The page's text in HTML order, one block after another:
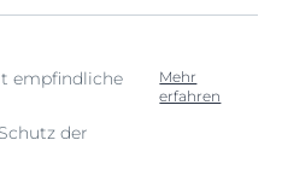
empfindliche
der
Mehr
erfahren